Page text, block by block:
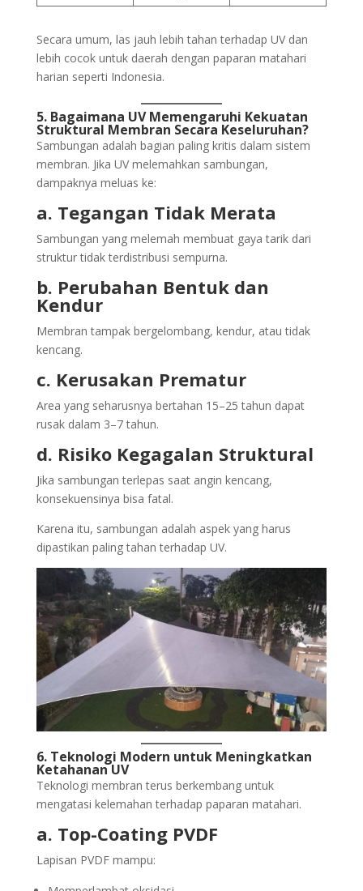
Secara umum, las jauh lebih tahan terhadap UV dan
lebih cocok untuk daerah dengan paparan matahari
harian seperti Indonesia.
5. Bagaimana UV Memengaruhi Kekuatan
Struktural Membran Secara Keseluruhan?
Sambungan adalah bagian paling kritis dalam sistem
membran. Jika UV melemahkan sambungan,
dampaknya meluas ke:
a. Tegangan Tidak Merata
Sambungan yang melemah membuat gaya tarik dari
struktur tidak terdistribusi sempurna.
b. Perubahan Bentuk dan
Kendur
Membran tampak bergelombang, kendur, atau tidak
kencang.
c. Kerusakan Prematur
Area yang seharusnya bertahan 15–25 tahun dapat
rusak dalam 3–7 tahun.
d. Risiko Kegagalan Struktural
Jika sambungan terlepas saat angin kencang,
konsekuensinya bisa fatal.
Karena itu, sambungan adalah aspek yang harus
dipastikan paling tahan terhadap UV.
6. Teknologi Modern untuk Meningkatkan
Ketahanan UV
Teknologi membran terus berkembang untuk
mengatasi kelemahan terhadap paparan matahari.
a. Top-Coating PVDF
Lapisan PVDF mampu: